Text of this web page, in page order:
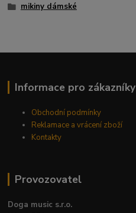
mikiny dámské
Informace pro zákazníky
Obchodní podmínky
Reklamace a vrácení zboží
Kontakty
Provozovatel
Doga music s.r.o.